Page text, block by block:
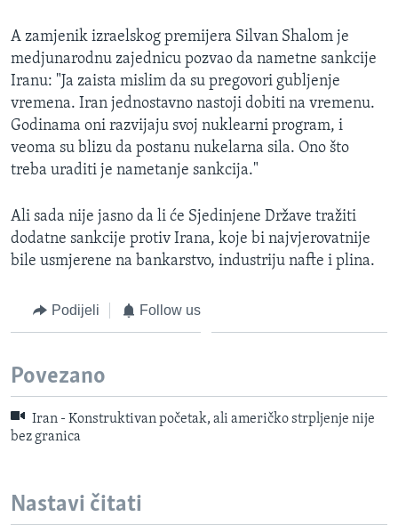
A zamjenik izraelskog premijera Silvan Shalom je
medjunarodnu zajednicu pozvao da nametne sankcije
Iranu: "Ja zaista mislim da su pregovori gubljenje
vremena. Iran jednostavno nastoji dobiti na vremenu.
Godinama oni razvijaju svoj nuklearni program, i
veoma su blizu da postanu nukelarna sila. Ono što
treba uraditi je nametanje sankcija."
Ali sada nije jasno da li će Sjedinjene Države tražiti
dodatne sankcije protiv Irana, koje bi najvjerovatnije
bile usmjerene na bankarstvo, industriju nafte i plina.
Podijeli Follow us
Povezano
Iran - Konstruktivan početak, ali američko strpljenje nije
bez granica
Nastavi čitati